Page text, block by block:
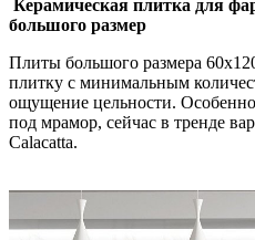
Керамическая плитка для
большого размер
Плиты большого размера
плитку с минимальным
ощущение цельности.
под мрамор, сейчас в тренде
Calacatta.